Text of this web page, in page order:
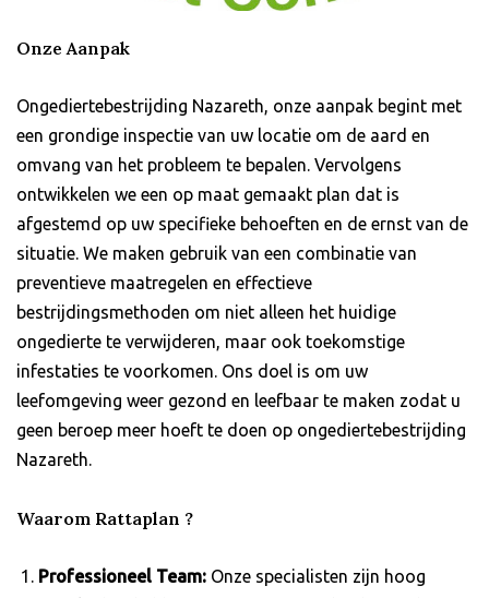
Onze Aanpak
Ongediertebestrijding Nazareth, onze aanpak begint met
een grondige inspectie van uw locatie om de aard en
omvang van het probleem te bepalen. Vervolgens
ontwikkelen we een op maat gemaakt plan dat is
afgestemd op uw specifieke behoeften en de ernst van de
situatie. We maken gebruik van een combinatie van
preventieve maatregelen en effectieve
bestrijdingsmethoden om niet alleen het huidige
ongedierte te verwijderen, maar ook toekomstige
infestaties te voorkomen. Ons doel is om uw
leefomgeving weer gezond en leefbaar te maken zodat u
geen beroep meer hoeft te doen op ongediertebestrijding
Nazareth.
Waarom Rattaplan ?
Professioneel Team: Onze specialisten zijn hoog